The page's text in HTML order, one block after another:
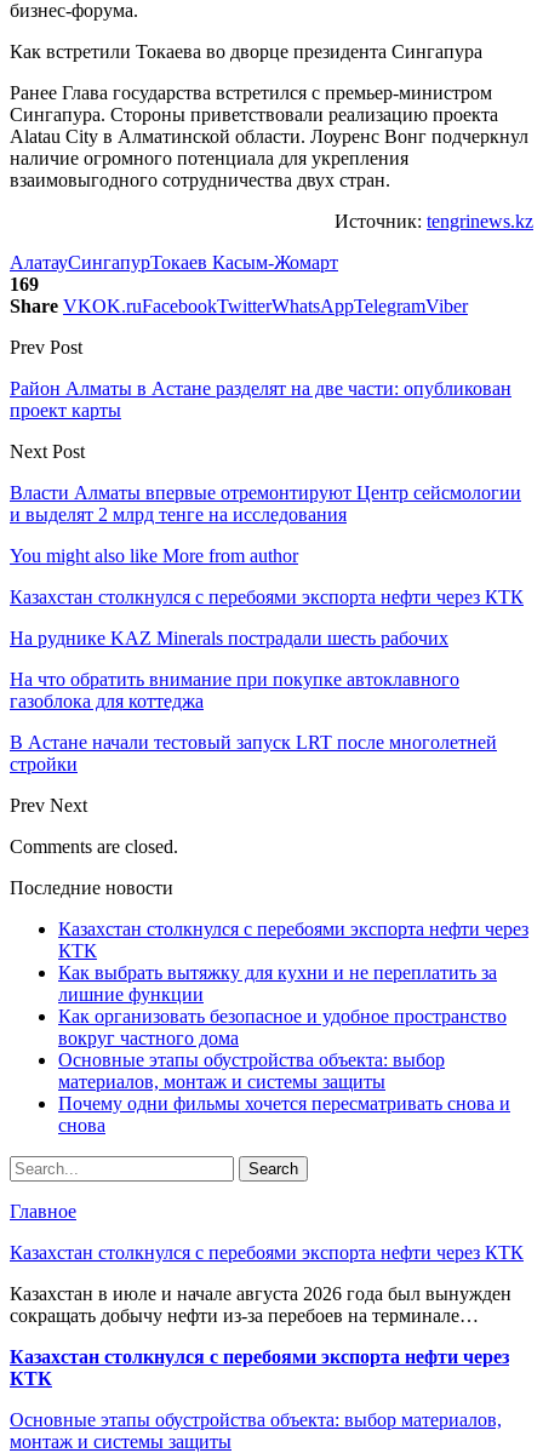
бизнес-форума.
Как встретили Токаева во дворце президента Сингапура
Ранее Глава государства встретился с премьер-министром
Сингапура. Стороны приветствовали реализацию проекта
Alatau City в Алматинской области. Лоуренс Вонг подчеркнул
наличие огромного потенциала для укрепления
взаимовыгодного сотрудничества двух стран.
Источник: tengrinews.kz
АлатауСингапурТокаев Касым-Жомарт
169
Share VKOK.ruFacebookTwitterWhatsAppTelegramViber
Prev Post
Район Алматы в Астане разделят на две части: опубликован
проект карты
Next Post
Власти Алматы впервые отремонтируют Центр сейсмологии
и выделят 2 млрд тенге на исследования
You might also like More from author
Казахстан столкнулся с перебоями экспорта нефти через КТК
На руднике KAZ Minerals пострадали шесть рабочих
На что обратить внимание при покупке автоклавного
газоблока для коттеджа
В Астане начали тестовый запуск LRT после многолетней
стройки
Prev Next
Comments are closed.
Последние новости
Казахстан столкнулся с перебоями экспорта нефти через
КТК
Как выбрать вытяжку для кухни и не переплатить за
лишние функции
Как организовать безопасное и удобное пространство
вокруг частного дома
Основные этапы обустройства объекта: выбор
материалов, монтаж и системы защиты
Почему одни фильмы хочется пересматривать снова и
снова
Главное
Казахстан столкнулся с перебоями экспорта нефти через КТК
Казахстан в июле и начале августа 2026 года был вынужден
сокращать добычу нефти из-за перебоев на терминале…
Казахстан столкнулся с перебоями экспорта нефти через
КТК
Основные этапы обустройства объекта: выбор материалов,
монтаж и системы защиты